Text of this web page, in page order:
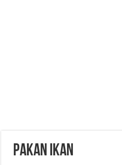
PAKAN IKAN